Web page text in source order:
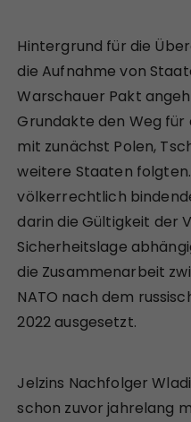
Hintergrund für die
die Aufnahme von
Warschauer Pakt
Grundakte den Weg
mit zunächst Polen,
weitere Staaten
völkerrechtlich
darin die Gültigkeit der
Sicherheitslage
die Zusammenarbeit
NATO nach dem
2022 ausgesetzt.
Jelzins Nachfolger
schon zuvor jahrelang